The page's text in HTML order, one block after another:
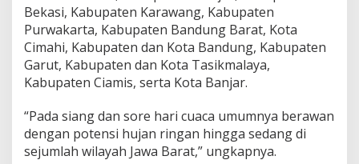
t
e
s
i
D
g
u
y
u
Bekasi, Kabupaten Karawang, Kabupaten
Purwakarta, Kabupaten Bandung Barat, Kota
Cimahi, Kabupaten dan Kota Bandung, Kabupaten
Garut, Kabupaten dan Kota Tasikmalaya,
Kabupaten Ciamis, serta Kota Banjar.
“Pada siang dan sore hari cuaca umumnya berawan
dengan potensi hujan ringan hingga sedang di
sejumlah wilayah Jawa Barat,” ungkapnya.